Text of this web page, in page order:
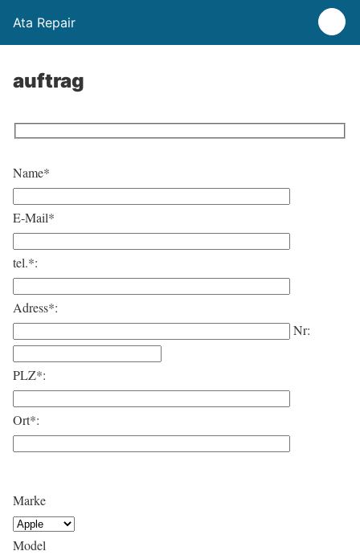
Ata Repair
auftrag
Name*
E-Mail*
tel.*:
Adress*:
Nr:
PLZ*:
Ort*:
Marke
Model